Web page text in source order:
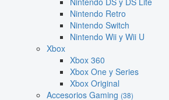
Nintendo Retro
Nintendo Switch
Nintendo Wii y Wii U
Xbox
Xbox 360
Xbox One y Series
Xbox Original
Accesorios Gaming (38)